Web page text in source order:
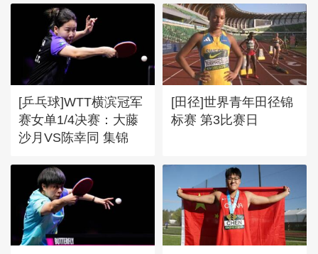
[乒乓球]WTT横滨冠军
赛女单1/4决赛：大藤
沙月VS陈幸同 集锦
[田径]世界青年田径锦
标赛 第3比赛日